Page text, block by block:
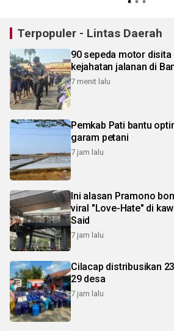
Terpopuler - Lintas Daerah
90 sepeda motor disita dalam pengungkapan
kejahatan jalanan di
7 menit lalu
Pemkab Pati bantu
garam petani
7 jam lalu
Ini alasan Pramono
viral "Love-Hate" di
Said
7 jam lalu
Cilacap distribusikan
29 desa
7 jam lalu